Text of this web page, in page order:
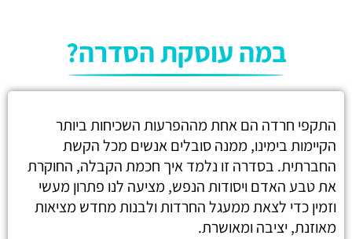
במה עוסקת הסדרה?
התקפי חרדה הם אחת מההפרעות השכיחות ביותר
הקיימות בימינו, ממנה סובלים אנשים מכל הקשת
החברתית. בסדרה זו נלמד איך חכמת הקבלה, החוקרת
את טבע האדם ויסודות הנפש, מציעה לנו פתרון מעשי
וזמין כדי לצאת ממעגל החרדות ולבנות מחדש מציאות
מאוזנת, יציבה ומאושרת.